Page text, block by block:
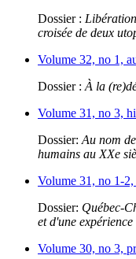
Dossier :
croisée de deux
Volume 32, no 1,
Dossier : À la
Volume 31, no 3,
Dossier: Au nom
humains au XXe
Volume 31, no 1-
Dossier: Québec-
et d'une
Volume 30, no 3,